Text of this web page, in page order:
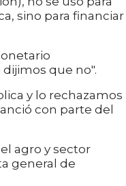
sino para financiar
que no".
y lo rechazamos
con parte del
agro y sector
general de